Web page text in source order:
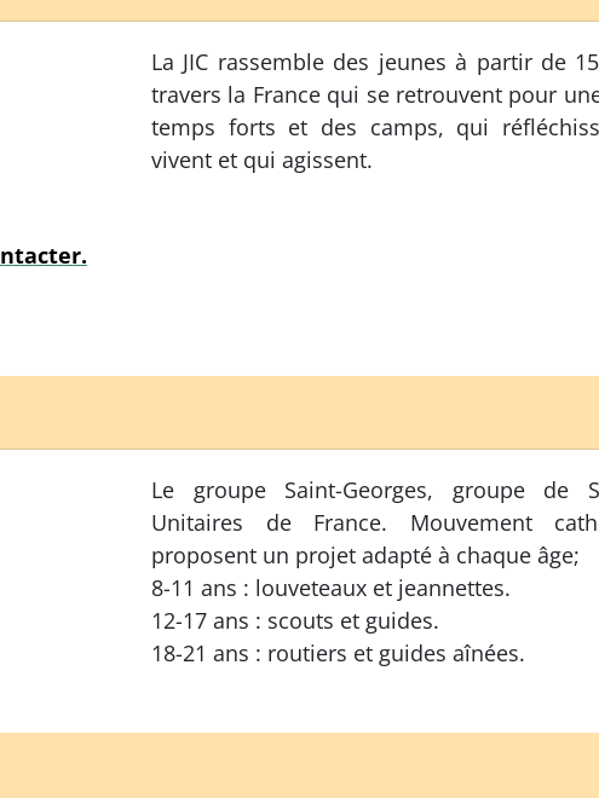
La JIC rassemble des jeunes à partir de
travers la France qui se retrouvent pour
temps forts et des camps, qui
vivent et qui agissent.
Le groupe Saint-Georges, groupe de
Unitaires de France. Mouvement
proposent un projet adapté à chaque âge;
8-11 ans : louveteaux et jeannettes.
12-17 ans : scouts et guides.
18-21 ans : routiers et guides aînées.